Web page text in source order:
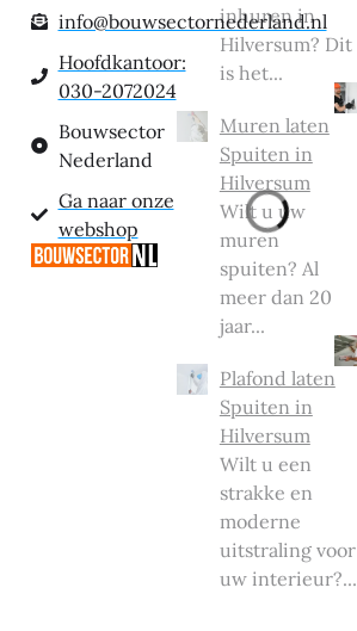
info@bouwsectornederland.nl
Hoofdkantoor:
030-2072024
Bouwsector
Nederland
Ga naar onze
webshop
inhuren in
Hilversum? Dit
is het...
Muren laten
Spuiten in
Hilversum
Wilt u uw
muren
spuiten? Al
meer dan 20
jaar...
Plafond laten
Spuiten in
Hilversum
Wilt u een
strakke en
moderne
uitstraling voor
uw interieur?...